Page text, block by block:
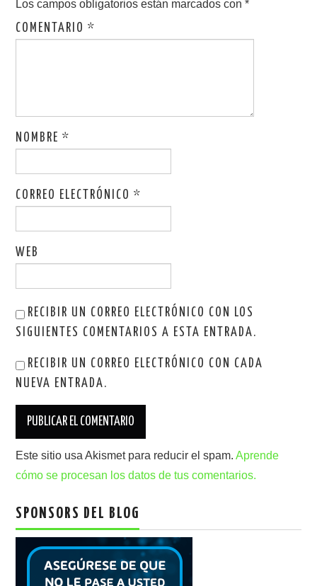
Los campos obligatorios están marcados con*
COMENTARIO*
NOMBRE*
CORREO ELECTRÓNICO*
WEB
RECIBIR UN CORREO ELECTRÓNICO CON LOS
SIGUIENTES COMENTARIOS A ESTA ENTRADA.
RECIBIR UN CORREO ELECTRÓNICO CON CADA
NUEVA ENTRADA.
Este sitio usa Akismet para reducir el spam.Aprende
cómo se procesan los datos de tus comentarios.
SPONSORS DEL BLOG